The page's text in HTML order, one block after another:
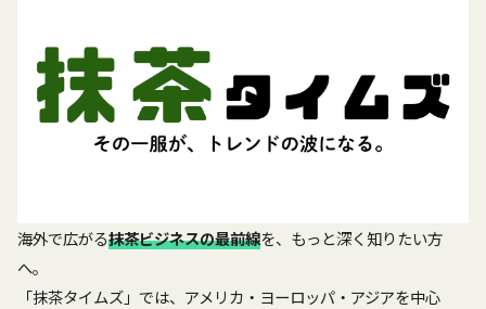
海外で広がる抹茶ビジネスの最前線を、もっと深く知りたい方
へ。
「抹茶タイムズ」では、アメリカ・ヨーロッパ・アジアを中心